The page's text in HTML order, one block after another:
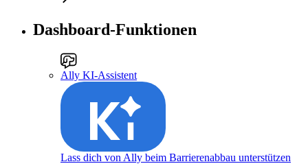
Dashboard-Funktionen
Ally KI-Assistent
Lass dich von Ally beim Barrierenabbau unterstützen